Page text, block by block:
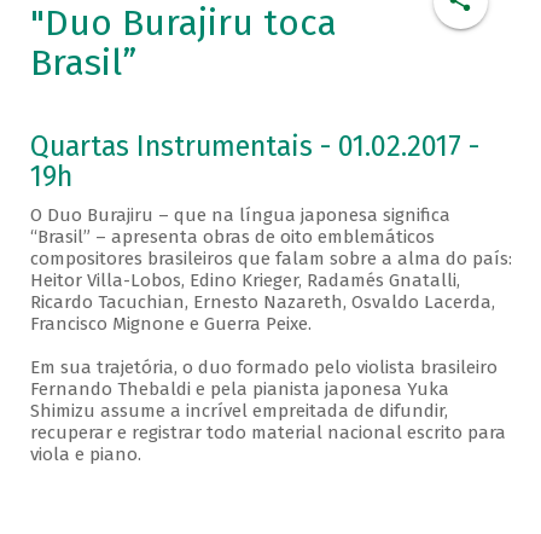
"Duo Burajiru toca
Brasil”
Quartas Instrumentais - 01.02.2017 -
19h
O Duo Burajiru – que na língua japonesa significa
“Brasil” – apresenta obras de oito emblemáticos
compositores brasileiros que falam sobre a alma do país:
Heitor Villa-Lobos, Edino Krieger, Radamés Gnatalli,
Ricardo Tacuchian, Ernesto Nazareth, Osvaldo Lacerda,
Francisco Mignone e Guerra Peixe.
Em sua trajetória, o duo formado pelo violista brasileiro
Fernando Thebaldi e pela pianista japonesa Yuka
Shimizu assume a incrível empreitada de difundir,
recuperar e registrar todo material nacional escrito para
viola e piano.